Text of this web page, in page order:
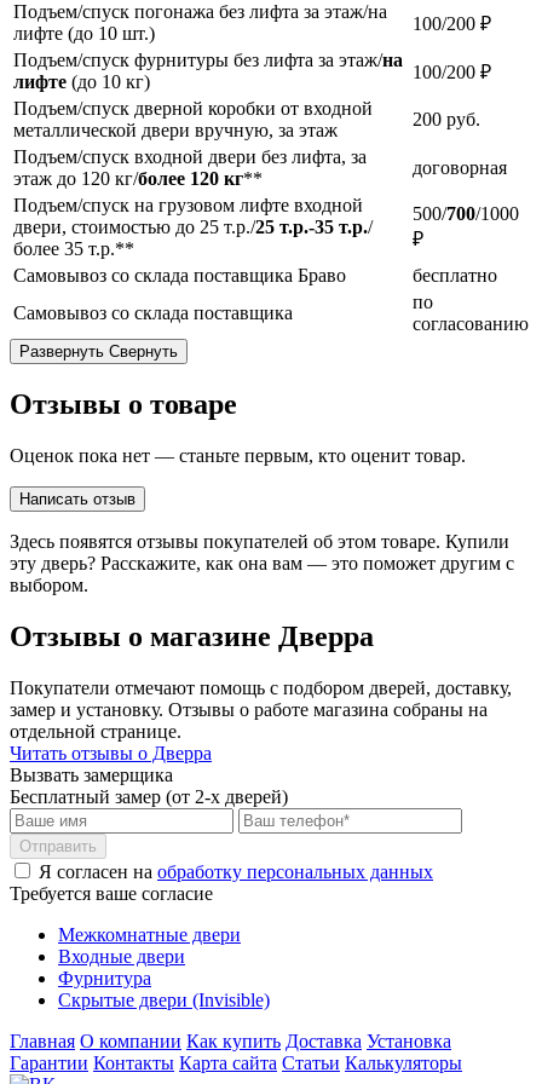
Подъем/спуск погонажа без лифта за этаж/на
лифте (до 10 шт.)
100/200 ₽
Подъем/спуск фурнитуры без лифта за этаж/на
лифте (до 10 кг)
100/200 ₽
Подъем/спуск дверной коробки от входной
металлической двери вручную, за этаж
200 руб.
Подъем/спуск входной двери без лифта, за
этаж до 120 кг/более 120 кг**
договорная
Подъем/спуск на грузовом лифте входной
двери, стоимостью до 25 т.р./25 т.р.-35 т.р./
более 35 т.р.**
500/700/1000
₽
Самовывоз со склада поставщика Браво
бесплатно
Самовывоз со склада поставщика
по
согласованию
Развернуть Свернуть
Отзывы о товаре
Оценок пока нет — станьте первым, кто оценит товар.
Написать отзыв
Здесь появятся отзывы покупателей об этом товаре. Купили
эту дверь? Расскажите, как она вам — это поможет другим с
выбором.
Отзывы о магазине Дверра
Покупатели отмечают помощь с подбором дверей, доставку,
замер и установку. Отзывы о работе магазина собраны на
отдельной странице.
Читать отзывы о Дверра
Вызвать замерщика
Бесплатный замер (от 2-х дверей)
Отправить
Я согласен на обработку персональных данных
Требуется ваше согласие
Межкомнатные двери
Входные двери
Фурнитура
Скрытые двери (Invisible)
Главная О компании Как купить Доставка Установка
Гарантии Контакты Карта сайта Статьи Калькуляторы